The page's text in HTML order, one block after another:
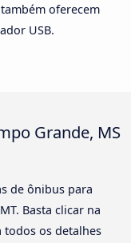
oferecem
USB.
Grande, MS
de ônibus para
Basta clicar na
todos os detalhes